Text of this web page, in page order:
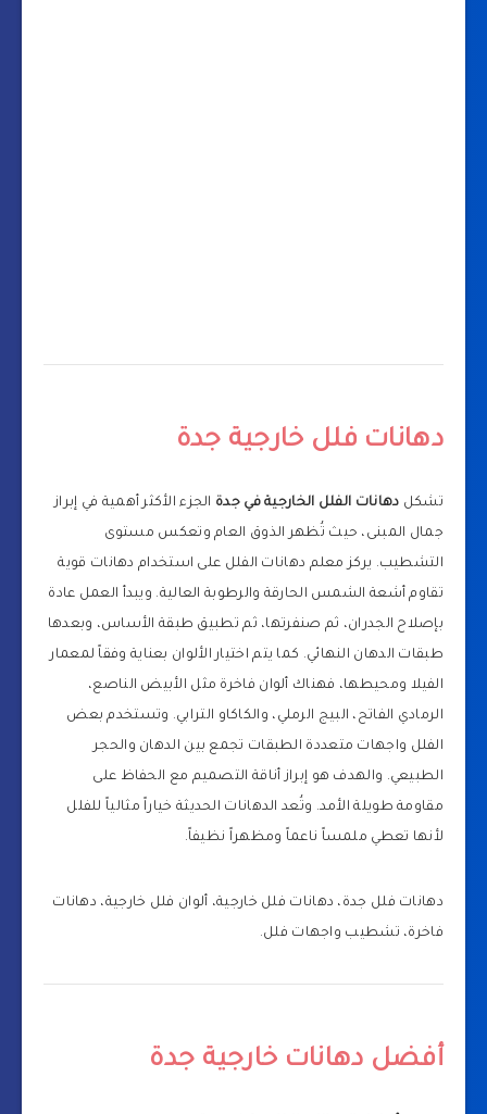
دهانات فلل خارجية جدة
تشكل دهانات الفلل الخارجية في جدة الجزء الأكثر أهمية في إبراز
جمال المبنى، حيث تُظهر الذوق العام وتعكس مستوى
التشطيب. يركز معلم دهانات الفلل على استخدام دهانات قوية
تقاوم أشعة الشمس الحارقة والرطوبة العالية. ويبدأ العمل عادة
بإصلاح الجدران، ثم صنفرتها، ثم تطبيق طبقة الأساس، وبعدها
طبقات الدهان النهائي. كما يتم اختيار الألوان بعناية وفقاً لمعمار
الفيلا ومحيطها، فهناك ألوان فاخرة مثل الأبيض الناصع،
الرمادي الفاتح، البيج الرملي، والكاكاو الترابي. وتستخدم بعض
الفلل واجهات متعددة الطبقات تجمع بين الدهان والحجر
الطبيعي. والهدف هو إبراز أناقة التصميم مع الحفاظ على
مقاومة طويلة الأمد. وتُعد الدهانات الحديثة خياراً مثالياً للفلل
لأنها تعطي ملمساً ناعماً ومظهراً نظيفاً.
دهانات فلل جدة، دهانات فلل خارجية، ألوان فلل خارجية، دهانات
فاخرة، تشطيب واجهات فلل.
أفضل دهانات خارجية جدة